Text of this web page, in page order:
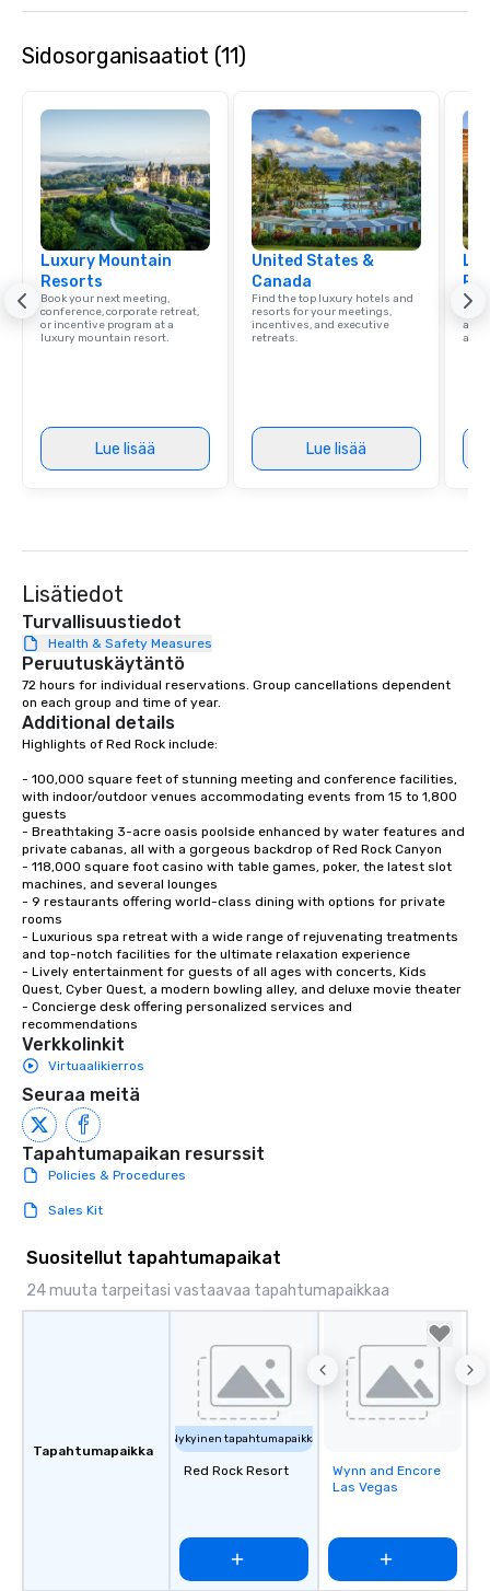
Sidosorganisaatiot (11)
Luxury Mountain
Resorts
Book your next meeting,
conference, corporate retreat,
or incentive program at a
luxury mountain resort.
Lue lisää
United States &
Canada
Find the top luxury hotels and
resorts for your meetings,
incentives, and executive
retreats.
Lue lisää
with
and
Lisätiedot
Turvallisuustiedot
Health & Safety Measures
Peruutuskäytäntö
72 hours for individual reservations. Group cancellations dependent
on each group and time of year.
Additional details
Highlights of Red Rock include:
- 100,000 square feet of stunning meeting and conference facilities,
with indoor/outdoor venues accommodating events from 15 to 1,800
guests
- Breathtaking 3-acre oasis poolside enhanced by water features and
private cabanas, all with a gorgeous backdrop of Red Rock Canyon
- 118,000 square foot casino with table games, poker, the latest slot
machines, and several lounges
- 9 restaurants offering world-class dining with options for private
rooms
- Luxurious spa retreat with a wide range of rejuvenating treatments
and top-notch facilities for the ultimate relaxation experience
- Lively entertainment for guests of all ages with concerts, Kids
Quest, Cyber Quest, a modern bowling alley, and deluxe movie theater
- Concierge desk offering personalized services and
recommendations
Verkkolinkit
Virtuaalikierros
Seuraa meitä
Tapahtumapaikan resurssit
Policies & Procedures
Sales Kit
Suositellut tapahtumapaikat
24 muuta tarpeitasi vastaavaa tapahtumapaikkaa
Tapahtumapaikka
Nykyinen tapahtumapaikka
Red Rock Resort
Removed from
favorites
Wynn and Encore
Las Vegas